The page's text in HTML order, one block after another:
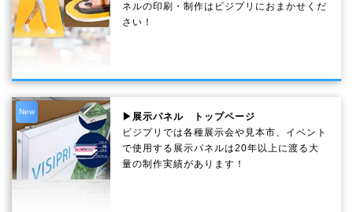
ネルの印刷・制作は ビジプリ におまかせくだ
さい！
New
▶展示パネル トップページ
ビジプリでは各種展示会や見本市、イベント
で使用する展示パネルは20年以上に渡る大
量の制作実績があります！